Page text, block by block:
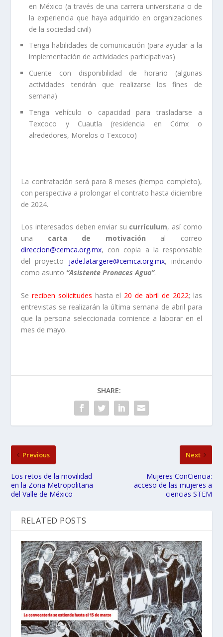
en México (a través de una carrera universitaria o de
la experiencia que haya adquirido en organizaciones
de la sociedad civil)
Tenga habilidades de comunicación (para ayudar a la
implementación de actividades participativas)
Cuente con disponibilidad de horario (algunas
actividades tendrán que realizarse los fines de
semana)
Tenga vehículo o capacidad para trasladarse a
Texcoco y Cuautla (residencia en Cdmx o
alrededores, Morelos o Texcoco)
La contratación será para 8 meses (tiempo completo),
con perspectiva a prolongar el contrato hasta diciembre
de 2024.
Los interesados deben enviar su currículum, así como
una carta de motivación al correo
direccion@cemca.org.mx, con copia a la responsable
del proyecto jade.latargere@cemca.org.mx, indicando
como asunto “Asistente Pronaces Agua”.
Sereciben solicitudes hasta el 20 de abril de 2022; las
entrevistas se realizarán la última semana de abril para
que la persona seleccionada comience a laborar en el
mes de mayo.
SHARE:
Previous
Los retos de la movilidad
en la Zona Metropolitana
del Valle de México
Next
Mujeres ConCiencia:
acceso de las mujeres a
ciencias STEM
RELATED POSTS